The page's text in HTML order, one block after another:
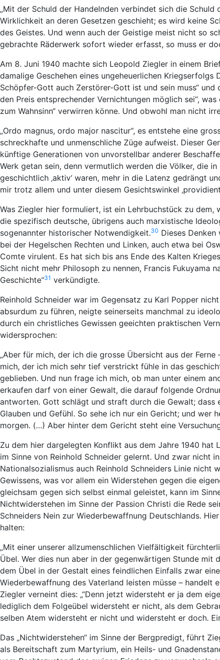
„Mit der Schuld der Handelnden verbindet sich die
Wirklichkeit an deren Gesetzen geschieht; es wird keine
des Geistes. Und wenn auch der Geistige meist nicht so
gebrachte Räderwerk sofort wieder erfasst, so muss er
Am 8. Juni 1940 machte sich Leopold Ziegler in einem
damalige Geschehen eines ungeheuerlichen
Schöpfer-Gott auch Zerstörer-Gott ist und sein muss“
den Preis entsprechender Vernichtungen möglich sei“,
zum Wahnsinn“ verwirren könne. Und obwohl man nicht
„Ordo magnus, ordo major nascitur“, es entstehe eine
schreckhafte und unmenschliche Züge aufweist. Dieser
künftige Generationen von unvorstellbar anderer
Werk getan sein, denn vermutlich werden die Völker, die
geschichtlich ‚aktiv‘ waren, mehr in die Latenz gedrängt
mir trotz allem und unter diesem Gesichtswinkel
Was Ziegler hier formuliert, ist ein Lehrbuchstück zu dem,
die spezifisch deutsche, übrigens auch marxistische
sogenannter historischer Notwendigkeit.30 Dieses
bei der Hegelschen Rechten und Linken, auch etwa bei
Comte virulent. Es hat sich bis ans Ende des Kalten
Sicht nicht mehr Philosoph zu nennen, Francis Fukuyama
Geschichte“31 verkündigte.
Reinhold Schneider war im Gegensatz zu Karl Popper
absurdum zu führen, neigte seinerseits manchmal zu
durch ein christliches Gewissen geeichten praktischen
widersprochen:
„Aber für mich, der ich die grosse Übersicht aus der
mich, der ich mich sehr tief verstrickt fühle in das
geblieben. Und nun frage ich mich, ob man unter einem
erkaufen darf von einer Gewalt, die darauf folgende
antworten. Gott schlägt und straft durch die Gewalt; dass
Glauben und Gefühl. So sehe ich nur ein Gericht; und
morgen. (…) Aber hinter dem Gericht steht eine
Zu dem hier dargelegten Konflikt aus dem Jahre 1940
im Sinne von Reinhold Schneider gelernt. Und zwar nicht
Nationalsozialismus auch Reinhold Schneiders Linie nicht
Gewissens, was vor allem ein Widerstehen gegen die
gleichsam gegen sich selbst einmal geleistet, kann im
Nichtwiderstehen im Sinne der Passion Christi die Rede
Schneiders Nein zur Wiederbewaffnung Deutschlands.
halten:
„Mit einer unserer allzumenschlichen Vielfältigkeit
Übel. Wer dies nun aber in der gegenwärtigen Stunde mit
dem Übel in der Gestalt eines feindlichen Einfalls zwar
Wiederbewaffnung des Vaterland leisten müsse – handelt
Ziegler verneint dies: „“Denn jetzt widersteht er ja dem
lediglich dem Folgeübel widersteht er nicht, als dem
selben Atem widersteht er nicht und widersteht er doch.
Das „Nichtwiderstehen“ im Sinne der Bergpredigt, führt
als Bereitschaft zum Martyrium, ein Heils- und